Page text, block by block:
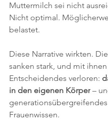
Muttermilch sei nicht
Nicht optimal.
belastet.
Diese Narrative wirkten.
sanken stark, und mit
Entscheidendes verloren:
in den eigenen Körper –
generationsübergreifendes
Frauenwissen.